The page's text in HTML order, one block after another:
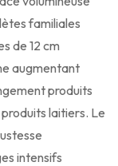
familiales
de 12 cm
augmentant
produits
laitiers. Le
intensifs